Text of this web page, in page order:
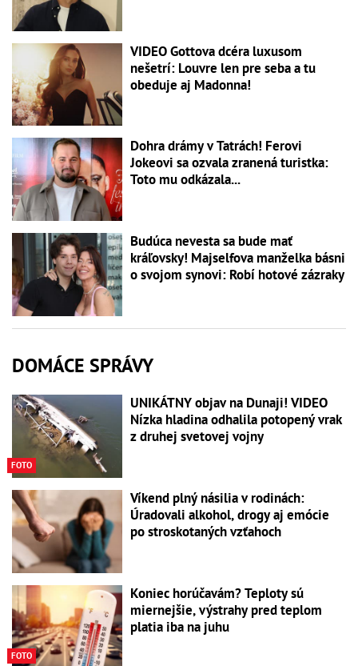
VIDEO Gottova dcéra luxusom
nešetrí: Louvre len pre seba a tu
obeduje aj Madonna!
Dohra drámy v Tatrách! Ferovi
Jokeovi sa ozvala zranená turistka:
Toto mu odkázala...
Budúca nevesta sa bude mať
kráľovsky! Majselfova manželka básni
o svojom synovi: Robí hotové zázraky
DOMÁCE SPRÁVY
FOTO
UNIKÁTNY objav na Dunaji! VIDEO
Nízka hladina odhalila potopený vrak
z druhej svetovej vojny
Víkend plný násilia v rodinách:
Úradovali alkohol, drogy aj emócie
po stroskotaných vzťahoch
FOTO
Koniec horúčavám? Teploty sú
miernejšie, výstrahy pred teplom
platia iba na juhu